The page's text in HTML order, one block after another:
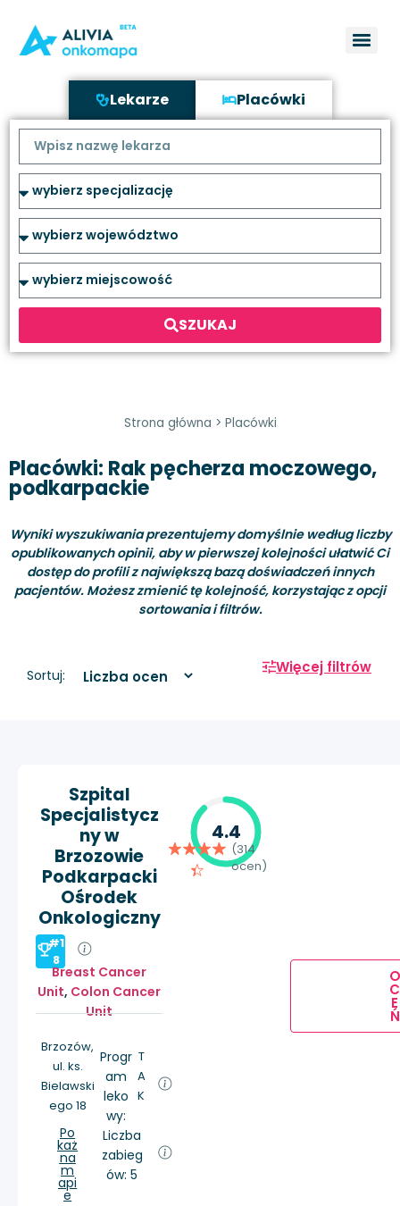
Lekarze Placówki
SZUKAJ
Strona główna > Placówki
Placówki: Rak pęcherza moczowego,
podkarpackie
Wyniki wyszukiwania prezentujemy domyślnie według liczby
opublikowanych opinii, aby w pierwszej kolejności ułatwić Ci
dostęp do profili z największą bazą doświadczeń innych
pacjentów. Możesz zmienić tę kolejność, korzystając z opcji
sortowania i filtrów.
Sortuj: Więcej filtrów
Szpital
Specjalistycz
ny w
Brzozowie
Podkarpacki
Ośrodek
Onkologiczny
#1
8
Breast Cancer
Unit, Colon Cancer
Unit
Brzozów,
ul. ks.
Bielawski
ego 18
Po
każ
na
m
api
e
Progr
am
leko
wy:
T
A
K
Liczba
zabieg
ów: 5
4.4
(314
ocen)
O
C
E
Ń